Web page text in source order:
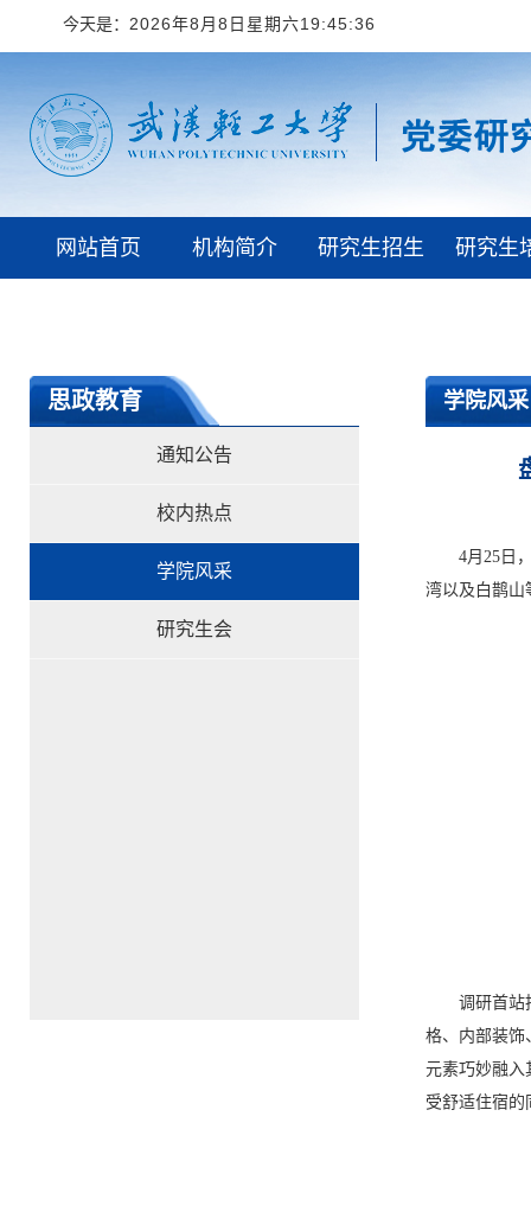
今天是： 2026年8月8日星期六19:45:37
网站首页 机构简介 研究生招生 研究生
思政教育
通知公告
校内热点
学院风采
研究生会
学院风采
4月25日
湾以及白鹊山
调研首站
格、内部装饰
元素巧妙融入
受舒适住宿的